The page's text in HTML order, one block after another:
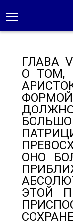
ГЛАВА
О ТОМ,
ОНО
ЭТОЙ